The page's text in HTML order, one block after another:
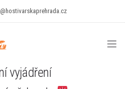
vyjádření